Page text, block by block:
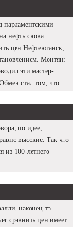
парламентскими
нефть снова
цен Нефтеюганск,
Монтян:
эти мастер-
стал том, что.
по идее,
высокие. Так что
из 100-летнего
наконец то
сравнить цен имеет